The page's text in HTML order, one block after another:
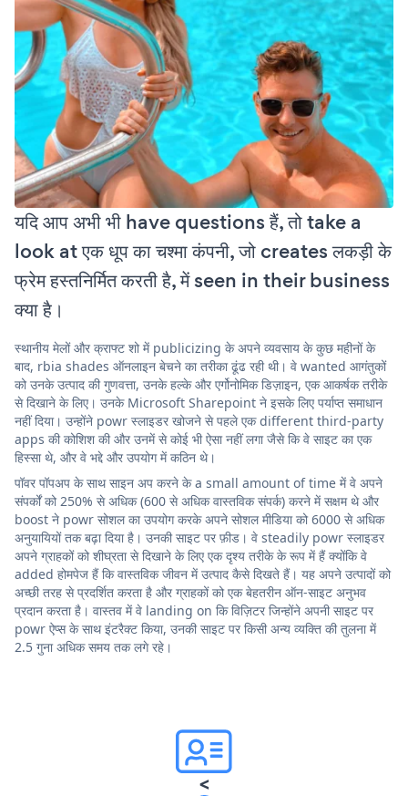
यदि आप अभी भी have questions हैं, तो take a
look at एक धूप का चश्मा कंपनी, जो creates लकड़ी के
फ्रेम हस्तनिर्मित करती है, में seen in their business
क्या है।
स्थानीय मेलों और क्राफ्ट शो में publicizing के अपने व्यवसाय के कुछ महीनों के
बाद, rbia shades ऑनलाइन बेचने का तरीका ढूंढ रही थी। वे wanted आगंतुकों
को उनके उत्पाद की गुणवत्ता, उनके हल्के और एर्गोनोमिक डिज़ाइन, एक आकर्षक तरीके
से दिखाने के लिए। उनके Microsoft Sharepoint ने इसके लिए पर्याप्त समाधान
नहीं दिया। उन्होंने powr स्लाइडर खोजने से पहले एक different third-party
apps की कोशिश की और उनमें से कोई भी ऐसा नहीं लगा जैसे कि वे साइट का एक
हिस्सा थे, और वे भद्दे और उपयोग में कठिन थे।
पॉवर पॉपअप के साथ साइन अप करने के a small amount of time में वे अपने
संपर्कों को 250% से अधिक (600 से अधिक वास्तविक संपर्क) करने में सक्षम थे और
boost ने powr सोशल का उपयोग करके अपने सोशल मीडिया को 6000 से अधिक
अनुयायियों तक बढ़ा दिया है। उनकी साइट पर फ़ीड। वे steadily powr स्लाइडर
अपने ग्राहकों को शीघ्रता से दिखाने के लिए एक दृश्य तरीके के रूप में हैं क्योंकि वे
added होमपेज हैं कि वास्तविक जीवन में उत्पाद कैसे दिखते हैं। यह अपने उत्पादों को
अच्छी तरह से प्रदर्शित करता है और ग्राहकों को एक बेहतरीन ऑन-साइट अनुभव
प्रदान करता है। वास्तव में वे landing on कि विज़िटर जिन्होंने अपनी साइट पर
powr ऐप्स के साथ इंटरैक्ट किया, उनकी साइट पर किसी अन्य व्यक्ति की तुलना में
2.5 गुना अधिक समय तक लगे रहे।
<